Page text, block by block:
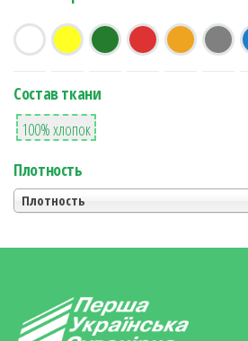
Состав ткани
2
100% хлопок
Плотность
Плотность